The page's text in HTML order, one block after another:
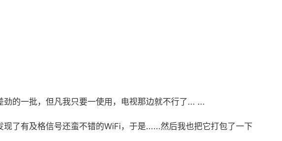
劲的一批，但凡我只要一使用，电视那边就不行了... ...
现了有及格信号还蛮不错的WiFi，于是......然后我也把它打包了一下